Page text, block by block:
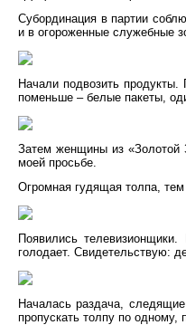
Субординация в партии
и в огороженные служебные
Начали подвозить
поменьше – белые пакеты,
Затем женщины из «Золотой
моей просьбе.
Огромная гудящая толпа,
Появились
голодает. Свидетельствую:
Началась раздача,
пропускать толпу по